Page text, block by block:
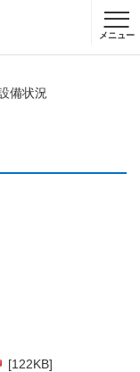
メニュー
備状況
[122KB]